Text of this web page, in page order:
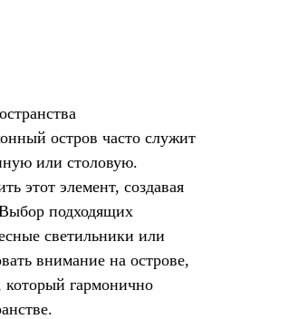
остров часто служит
или столовую.
этот элемент, создавая
подходящих
светильники или
внимание на острове,
который гармонично